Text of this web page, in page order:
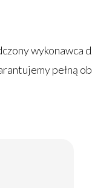
wykonawca
pełną